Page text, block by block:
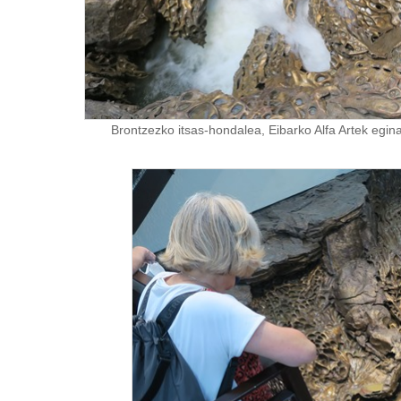
Brontzezko itsas-hondalea, Eibarko Alfa Artek